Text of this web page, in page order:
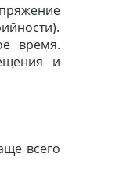
время.
и
всего